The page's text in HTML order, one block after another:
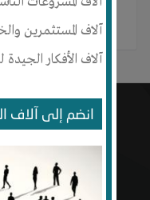
آلاف المستثمرين
آلاف الأفكار الجيدة
انضم إلى آلاف